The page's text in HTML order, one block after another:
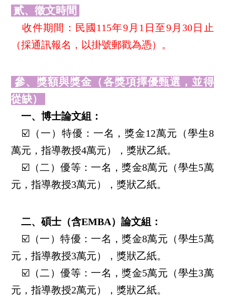
貳、徵文時間
收件期間：民國115年9月1日至9月30日止
（採通訊報名，以掛號郵戳為憑）。
參、獎額與獎金（各獎項擇優甄選，並得
從缺）
一、博士論文組：
☑️ （一）特優：一名，獎金12萬元（學生8
萬元，指導教授4萬元），獎狀乙紙。
☑️（二）優等：一名，獎金8萬元（學生5萬
元，指導教授3萬元），獎狀乙紙。
二、碩士（含EMBA）論文組：
☑️（一）特優：一名，獎金8萬元（學生5萬
元，指導教授3萬元），獎狀乙紙。
☑️（二）優等：一名，獎金5萬元（學生3萬
元，指導教授2萬元），獎狀乙紙。